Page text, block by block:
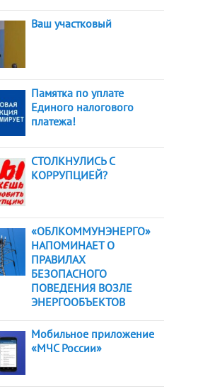
Ваш участковый
Памятка по уплате
Единого налогового
платежа!
СТОЛКНУЛИСЬ С
КОРРУПЦИЕЙ?
«ОБЛКОММУНЭНЕРГО»
НАПОМИНАЕТ О
ПРАВИЛАХ
БЕЗОПАСНОГО
ПОВЕДЕНИЯ ВОЗЛЕ
ЭНЕРГООБЪЕКТОВ
Мобильное приложение
«МЧС России»